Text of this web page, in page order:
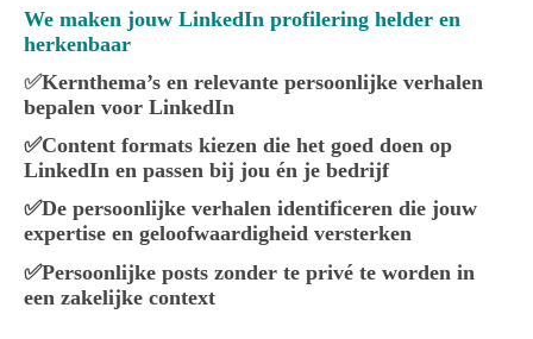
We maken jouw LinkedIn profilering helder en
herkenbaar
✅Kernthema’s en relevante persoonlijke verhalen
bepalen voor LinkedIn
✅Content formats kiezen die het goed doen op
LinkedIn en passen bij jou én je bedrijf
✅De persoonlijke verhalen identificeren die jouw
expertise en geloofwaardigheid versterken
✅Persoonlijke posts zonder te privé te worden in
een zakelijke context